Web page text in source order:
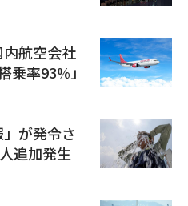
航空会社
率93%」
が発令さ
追加発生